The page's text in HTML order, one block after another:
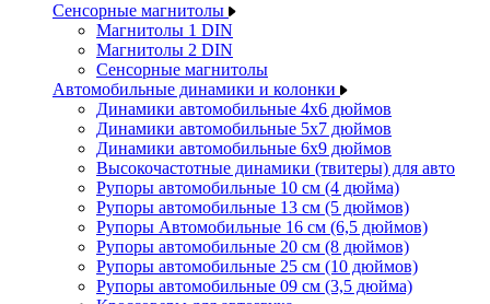
Сенсорные магнитолы
Магнитолы 1 DIN
Магнитолы 2 DIN
Сенсорные магнитолы
Автомобильные динамики и колонки
Динамики автомобильные 4x6 дюймов
Динамики автомобильные 5x7 дюймов
Динамики автомобильные 6x9 дюймов
Высокочастотные динамики (твитеры) для авто
Рупоры автомобильные 10 см (4 дюйма)
Рупоры автомобильные 13 см (5 дюймов)
Рупоры Автомобильные 16 см (6,5 дюймов)
Рупоры автомобильные 20 см (8 дюймов)
Рупоры автомобильные 25 см (10 дюймов)
Рупоры автомобильные 09 см (3,5 дюйма)